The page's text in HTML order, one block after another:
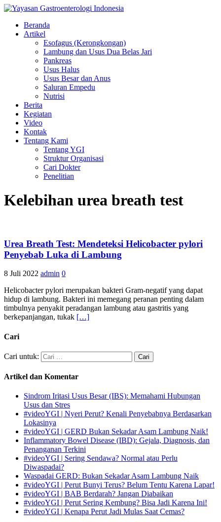
Beranda
Artikel
Esofagus (Kerongkongan)
Lambung dan Usus Dua Belas Jari
Pankreas
Usus Halus
Usus Besar dan Anus
Saluran Empedu
Nutrisi
Berita
Kegiatan
Video
Kontak
Tentang Kami
Tentang YGI
Struktur Organisasi
Cari Dokter
Penelitian
Kelebihan urea breath test
Urea Breath Test: Mendeteksi Helicobacter pylori
Penyebab Luka di Lambung
8 Juli 2022 admin 0
Helicobacter pylori merupakan bakteri Gram-negatif yang dapat
hidup di lambung. Bakteri ini memegang peranan penting dalam
timbulnya penyakit peradangan lambung atau gastritis yang
berkepanjangan, tukak […]
Cari
Cari untuk:
Artikel dan Komentar
Sindrom Iritasi Usus Besar (IBS): Memahami Hubungan
Usus dan Stres
#videoYGI | Nyeri Perut? Kenali Penyebabnya Berdasarkan
Lokasinya
#videoYGI | GERD Bukan Sekadar Asam Lambung Naik!
Inflammatory Bowel Disease (IBD): Gejala, Diagnosis, dan
Penanganan Terkini
#videoYGI | Sering Sendawa? Normal atau Perlu
Diwaspadai?
Waspadai GERD: Bukan Sekadar Asam Lambung Naik
#videoYGI | Perut Bunyi Terus? Belum Tentu Karena Lapar!
#videoYGI | BAB Berdarah? Jangan Diabaikan
#videoYGI | Perut Sering Kembung? Bisa Jadi Karena Ini!
#videoYGI | Kenapa Perut Jadi Mulas Saat Cemas?